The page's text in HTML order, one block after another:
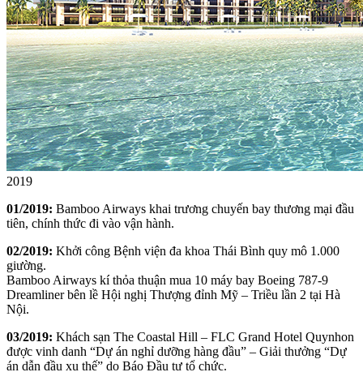
2019
01/2019: Bamboo Airways khai trương chuyến bay thương mại đầu
tiên, chính thức đi vào vận hành.
02/2019: Khởi công Bệnh viện đa khoa Thái Bình quy mô 1.000
giường.
Bamboo Airways kí thỏa thuận mua 10 máy bay Boeing 787-9
Dreamliner bên lề Hội nghị Thượng đỉnh Mỹ – Triều lần 2 tại Hà
Nội.
03/2019: Khách sạn The Coastal Hill – FLC Grand Hotel Quynhon
được vinh danh “Dự án nghỉ dưỡng hàng đầu” – Giải thưởng “Dự
án dẫn đầu xu thế” do Báo Đầu tư tổ chức.